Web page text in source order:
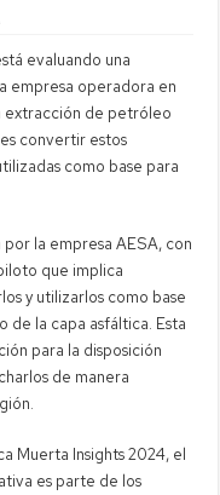
evaluando una
empresa operadora en
extracción de petróleo
convertir estos
como base para
la empresa AESA, con
que implica
y utilizarlos como base
de la capa asfáltica. Esta
para la disposición
de manera
Muerta Insights 2024, el
es parte de los